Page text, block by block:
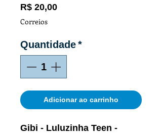
R$ 20,00Preço
Correios
Quantidade*
Adicionar ao carrinho
Gibi - Luluzinha Teen -